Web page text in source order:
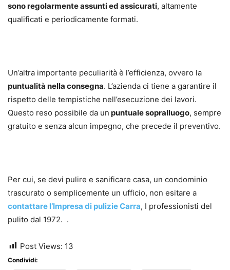
sono regolarmente assunti ed assicurati, altamente
qualificati e periodicamente formati.
Un’altra importante peculiarità è l’efficienza, ovvero la
puntualità nella consegna. L’azienda ci tiene a garantire il
rispetto delle tempistiche nell’esecuzione dei lavori.
Questo reso possibile da un puntuale sopralluogo, sempre
gratuito e senza alcun impegno, che precede il preventivo.
Per cui, se devi pulire e sanificare casa, un condominio
trascurato o semplicemente un ufficio, non esitare a
contattare l’Impresa di pulizie Carra, I professionisti del
pulito dal 1972. .
Post Views: 13
Condividi: